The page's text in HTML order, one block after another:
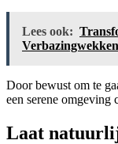
Lees ook:
Door bewust om te
een serene omgeving
Laat